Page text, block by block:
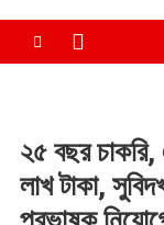
২৫ বছর চাকরি,
লাখ টাকা,